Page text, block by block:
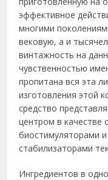
эффективное
многими
вековую, а и
винтажность на
чувственностью
пропитана вся эта
изготовления этой
средство
центром в качестве
биостимуляторами
стабилизаторами
Ингредиентов в